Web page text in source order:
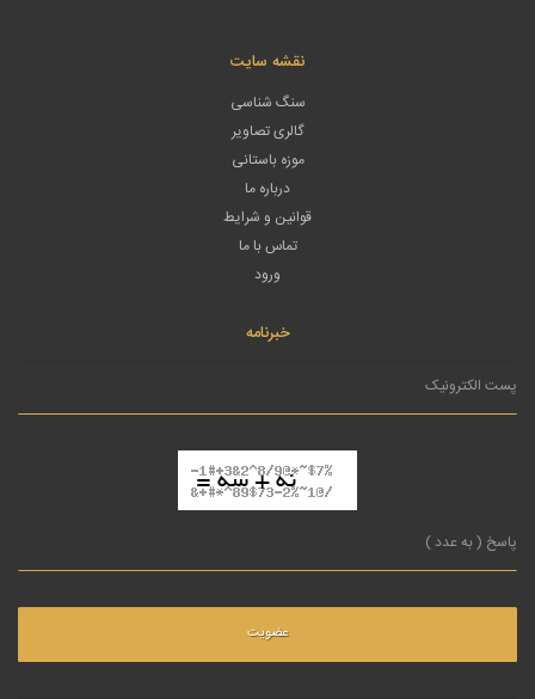
نقشه سایت
سنگ شناسی
گالری تصاویر
موزه باستانی
درباره ما
قوانین و شرایط
تماس با ما
ورود
خبرنامه